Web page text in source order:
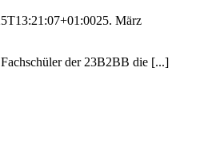
25. März
der 23B2BB die [...]